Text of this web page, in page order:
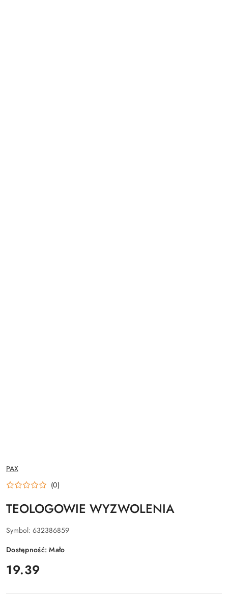
NAZWA
PRODUCENTA:
PAX
(0)
TEOLOGOWIE WYZWOLENIA
Symbol: 632386859
Dostępność:Mało
cena:
19.39